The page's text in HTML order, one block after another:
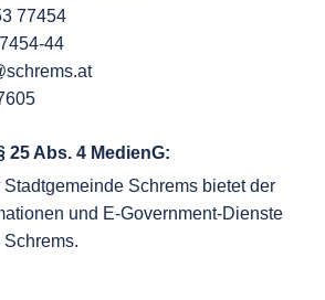
77454
44
25 Abs. 4 MedienG:
Schrems bietet der
und E-Government-Dienste